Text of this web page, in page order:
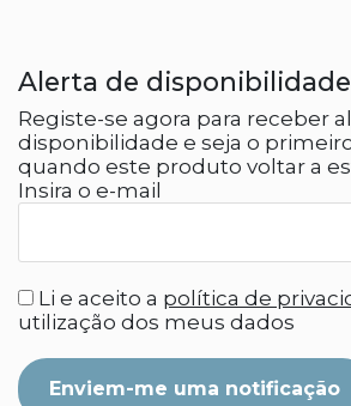
Alerta de disponibilidade
Registe-se agora para receber
disponibilidade e seja o
quando este produto voltar a
Insira o e-mail
Li e aceito a política de
utilização dos meus dados
Enviem-me uma notificação